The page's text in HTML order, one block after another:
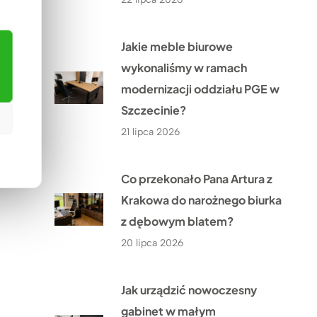
Jakie meble biurowe
wykonaliśmy w ramach
modernizacji oddziału PGE w
Szczecinie?
21 lipca 2026
Co przekonało Pana Artura z
Krakowa do narożnego biurka
z dębowym blatem?
20 lipca 2026
Jak urządzić nowoczesny
gabinet w małym